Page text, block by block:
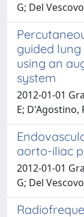
G; Del
guided
using an
system
2012-01-01
E; D'Agostino,
aorto-iliac
2012-01-01
G; Del